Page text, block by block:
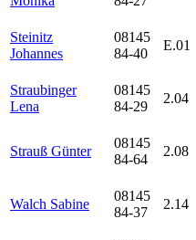
Steinitz
Johannes
08145
84-40
E.01
Straubinger
Lena
08145
84-29
2.04
Strauß Günter
08145
84-64
2.08
Walch Sabine
08145
84-37
2.14